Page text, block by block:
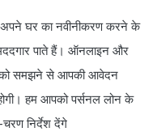
घर का नवीनीकरण करने के
पाते हैं। ऑनलाइन और
को समझने से आपकी आवेदन
हम आपको पर्सनल लोन के
निर्देश देंगे